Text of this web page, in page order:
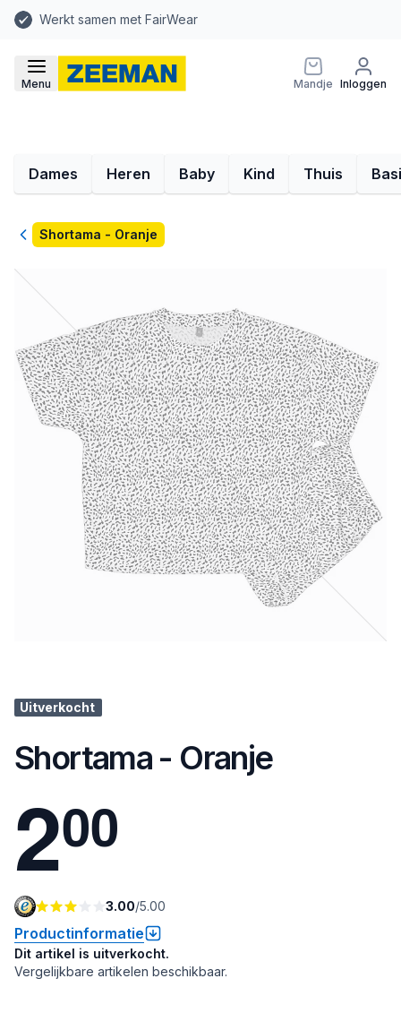
Werkt samen met FairWear
Menu Mandje Inloggen
Dames Heren Baby Kind Thuis
TerugShortama - Oranje
Uitverkocht
Shortama - Oranje
200
3.00/5.00
Productinformatie
Dit artikel is uitverkocht.
Vergelijkbare artikelen beschikbaar.